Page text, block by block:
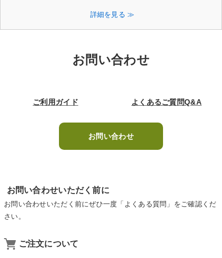
詳細を見る ≫
お問い合わせ
ご利用ガイド よくあるご質問Q&A
お問い合わせ
お問い合わせいただく前に
お問い合わせいただく前にぜひ一度「よくある質問」をご確認くだ
さい。
ご注文について